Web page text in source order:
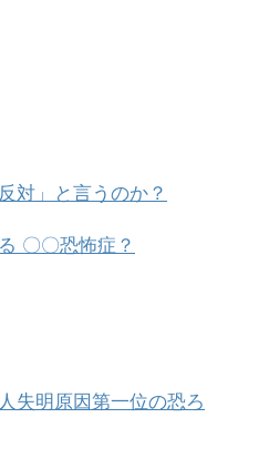
対」と言うのか？
〇〇恐怖症？
失明原因第一位の恐ろ